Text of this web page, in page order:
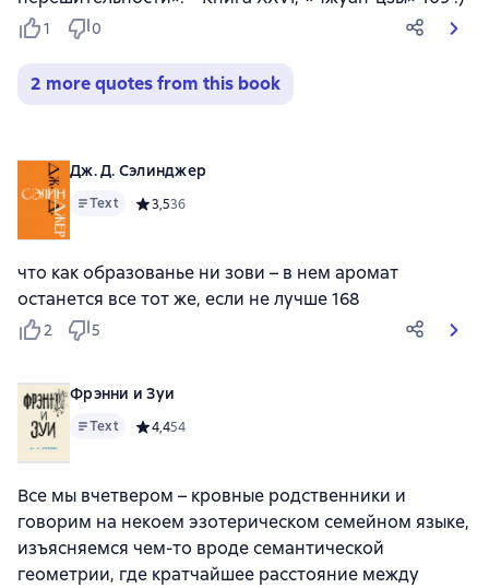
1 0
2 more quotes from this book
Дж. Д. Сэлинджер
Text Средний рейтинг 3,5 на основе 36 оценок
3,536
что как образованье ни зови – в нем аромат
останется все тот же, если не лучше 168
2 5
Фрэнни и Зуи
Text Средний рейтинг 4,4 на основе 54 оценок
4,454
Все мы вчетвером – кровные родственники и
говорим на некоем эзотерическом семейном языке,
изъясняемся чем-то вроде семантической
геометрии, где кратчайшее расстояние между